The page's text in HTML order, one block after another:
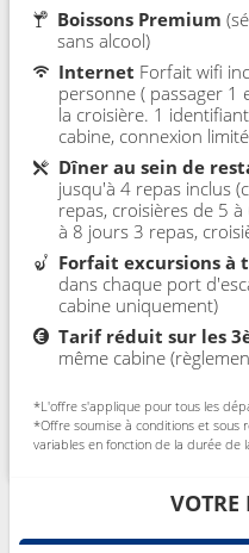
Boissons Premium
sans alcool)
Internet Forfait wifi
personne ( passager 1
la croisière. 1
cabine, connexion
Dîner au sein de
jusqu'à 4 repas inclus
repas, croisières de 5
à 8 jours 3 repas,
Forfait excursions à
dans chaque port
cabine uniquement)
Tarif réduit sur les
même cabine
*L'offre s'applique pour tous les
*Offre soumise à conditions et sous
variables en fonction de la durée de
VOTRE